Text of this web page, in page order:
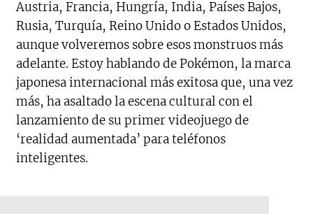
Austria, Francia, Hungría, India, Países Bajos,
Rusia, Turquía, Reino Unido o Estados Unidos,
aunque volveremos sobre esos monstruos más
adelante. Estoy hablando de Pokémon, la marca
japonesa internacional más exitosa que, una vez
más, ha asaltado la escena cultural con el
lanzamiento de su primer videojuego de
‘realidad aumentada’ para teléfonos
inteligentes.